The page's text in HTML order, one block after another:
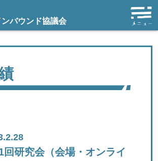
バウンド協議会
回研究会（会場・オンライ